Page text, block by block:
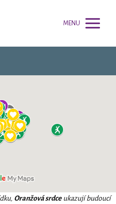
MENU
Oranžová srdceukazují budoucí